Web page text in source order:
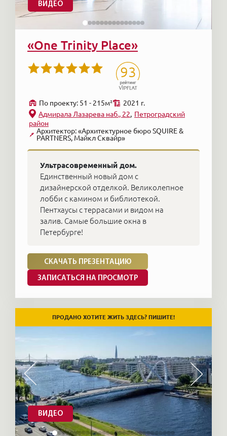
ВИДЕО
«One Trinity Place»
93
По проекту: 51 - 215м² 2021 г.
Архитектор: «Архитектурное бюро SQUIRE &
PARTNERS, Майкл Сквайр»
Адмирала Лазарева наб., 22
Петроградский
район
Ультрасовременный дом.
Единственный новый дом с
дизайнерской отделкой. Великолепное
лобби с камином и библиотекой.
Пентхаусы с террасами и видом на
залив. Самые большие окна в
Петербурге!
СКАЧАТЬ ПРЕЗЕНТАЦИЮ
ЗАПИСАТЬСЯ НА ПРОСМОТР
ВИДЕО
ПРОДАНО ХОТИТЕ ЖИТЬ ЗДЕСЬ? ПИШИТЕ!